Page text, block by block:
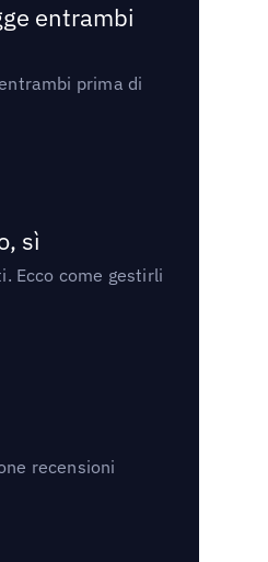
entrambi
prima di
sì
Ecco come gestirli
recensioni